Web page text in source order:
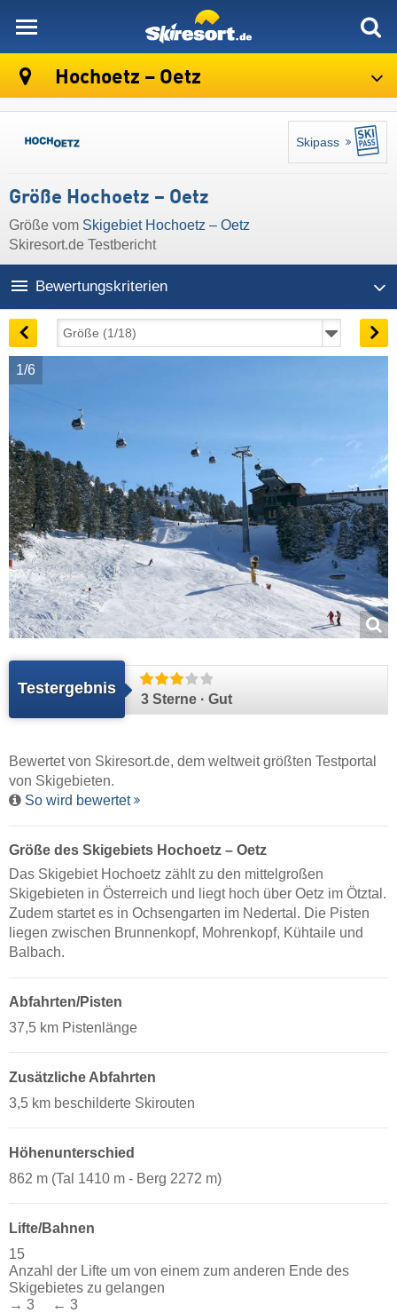
Hochoetz – Oetz
Skipass
Größe Hochoetz – Oetz
Größe vom Skigebiet Hochoetz – Oetz
Skiresort.de Testbericht
Bewertungskriterien
1/6
Testergebnis
3 Sterne · Gut
Bewertet von Skiresort.de, dem weltweit größten Testportal
von Skigebieten.
So wird bewertet
Größe des Skigebiets Hochoetz – Oetz
Das Skigebiet Hochoetz zählt zu den mittelgroßen
Skigebieten in Österreich und liegt hoch über Oetz im Ötztal.
Zudem startet es in Ochsengarten im Nedertal. Die Pisten
liegen zwischen Brunnenkopf, Mohrenkopf, Kühtaile und
Balbach.
Abfahrten/Pisten
37,5 km Pistenlänge
Zusätzliche Abfahrten
3,5 km beschilderte Skirouten
Höhenunterschied
862 m (Tal 1410 m - Berg 2272 m)
Lifte/Bahnen
15
Anzahl der Lifte um von einem zum anderen Ende des
Skigebietes zu gelangen
→ 3 ← 3